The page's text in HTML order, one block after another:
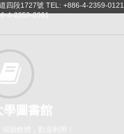
四段1727號 TEL: +886-4-2359-0121
4-2359-0361
學圖書館
視聽軟體，歡迎利用！